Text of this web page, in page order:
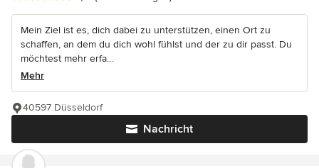
Mein Ziel ist es, dich dabei zu unterstützen, einen Ort zu
schaffen, an dem du dich wohl fühlst und der zu dir passt. Du
möchtest mehr erfa...
Mehr
Nachricht
40597 Düsseldorf